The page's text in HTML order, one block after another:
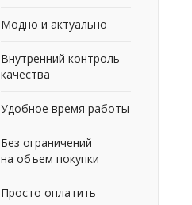
Модно и актуально
Внутренний контроль
качества
Удобное время работы
Без ограничений
на объем покупки
Просто оплатить